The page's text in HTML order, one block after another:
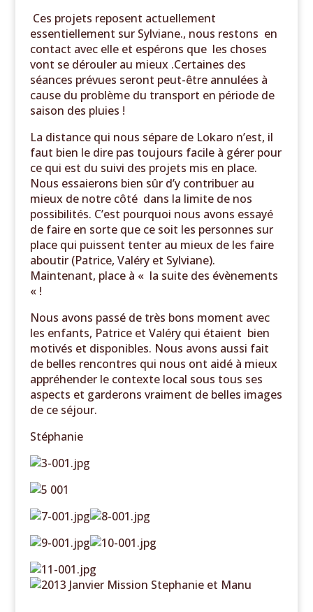
Ces projets reposent actuellement
essentiellement sur Sylviane., nous restons en
contact avec elle et espérons que les choses
vont se dérouler au mieux .Certaines des
séances prévues seront peut-être annulées à
cause du problème du transport en période de
saison des pluies !
La distance qui nous sépare de Lokaro n’est, il
faut bien le dire pas toujours facile à gérer pour
ce qui est du suivi des projets mis en place.
Nous essaierons bien sûr d’y contribuer au
mieux de notre côté dans la limite de nos
possibilités. C’est pourquoi nous avons essayé
de faire en sorte que ce soit les personnes sur
place qui puissent tenter au mieux de les faire
aboutir (Patrice, Valéry et Sylviane).
Maintenant, place à « la suite des évènements
« !
Nous avons passé de très bons moment avec
les enfants, Patrice et Valéry qui étaient bien
motivés et disponibles. Nous avons aussi fait
de belles rencontres qui nous ont aidé à mieux
appréhender le contexte local sous tous ses
aspects et garderons vraiment de belles images
de ce séjour.
Stéphanie